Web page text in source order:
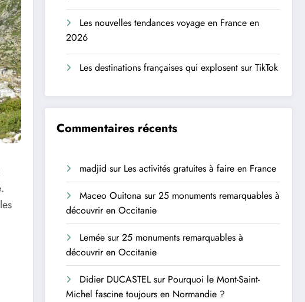
.
Les nouvelles tendances voyage en France en
2026
Les destinations françaises qui explosent sur TikTok
Commentaires récents
madjid sur Les activités gratuites à faire en France
Maceo Ouitona sur25 monuments remarquables à
découvrir en Occitanie
Lemée sur25 monuments remarquables à
découvrir en Occitanie
Didier DUCASTEL sur Pourquoi le Mont-Saint-
Michel fascine toujours en Normandie ?